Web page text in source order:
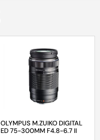
OLYMPUS M.ZUIKO DIGITAL
ED 75-300MM F4.8-6.7 II